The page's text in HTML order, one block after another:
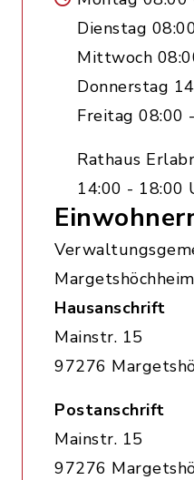
Dienstag
Mittwoch
Donnerstag
Freitag 08:00
Rathaus
14:00 - 18:00
Margetshöchheim
Hausanschrift
Mainstr. 15
97276
Postanschrift
Mainstr. 15
97276